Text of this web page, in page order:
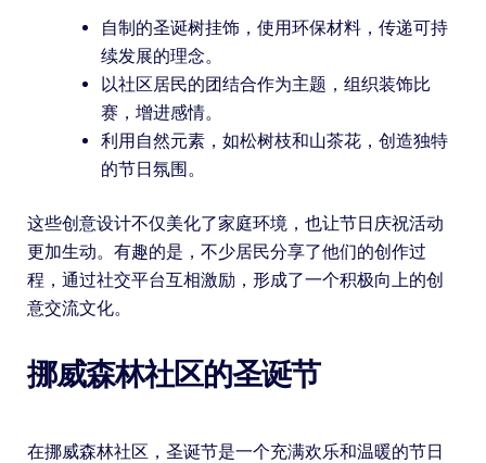
自制的圣诞树挂饰，使用环保材料，传递可持
续发展的理念。
以社区居民的团结合作为主题，组织装饰比
赛，增进感情。
利用自然元素，如松树枝和山茶花，创造独特
的节日氛围。
这些创意设计不仅美化了家庭环境，也让节日庆祝活动
更加生动。有趣的是，不少居民分享了他们的创作过
程，通过社交平台互相激励，形成了一个积极向上的创
意交流文化。
挪威森林社区的圣诞节
在挪威森林社区，圣诞节是一个充满欢乐和温暖的节日